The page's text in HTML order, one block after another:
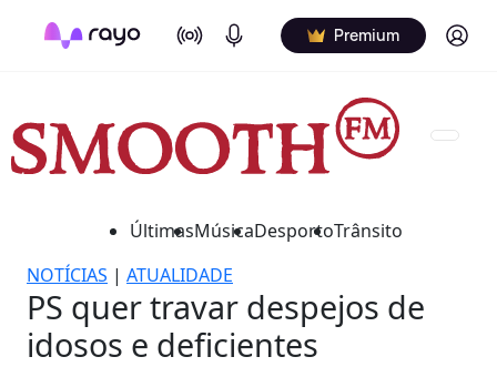
On Air Podcasts Premium Log in
ÚltimasMúsicaDesportoTrânsito
NOTÍCIAS | ATUALIDADE
PS quer travar despejos de
idosos e deficientes